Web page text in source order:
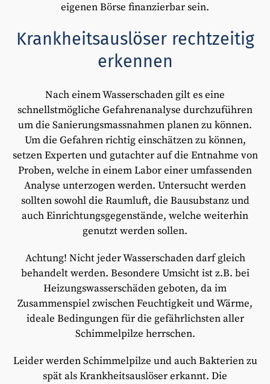
eigenen Börse finanzierbar sein.
Krankheitsauslöser rechtzeitig
erkennen
Nach einem Wasserschaden gilt es eine
schnellstmögliche Gefahrenanalyse durchzuführen
um die Sanierungsmassnahmen planen zu können.
Um die Gefahren richtig einschätzen zu können,
setzen Experten und gutachter auf die Entnahme von
Proben, welche in einem Labor einer umfassenden
Analyse unterzogen werden. Untersucht werden
sollten sowohl die Raumluft, die Bausubstanz und
auch Einrichtungsgegenstände, welche weiterhin
genutzt werden sollen.
Achtung! Nicht jeder Wasserschaden darf gleich
behandelt werden. Besondere Umsicht ist z.B. bei
Heizungswasserschäden geboten, da im
Zusammenspiel zwischen Feuchtigkeit und Wärme,
ideale Bedingungen für die gefährlichsten aller
Schimmelpilze herrschen.
Leider werden Schimmelpilze und auch Bakterien zu
spät als Krankheitsauslöser erkannt. Die